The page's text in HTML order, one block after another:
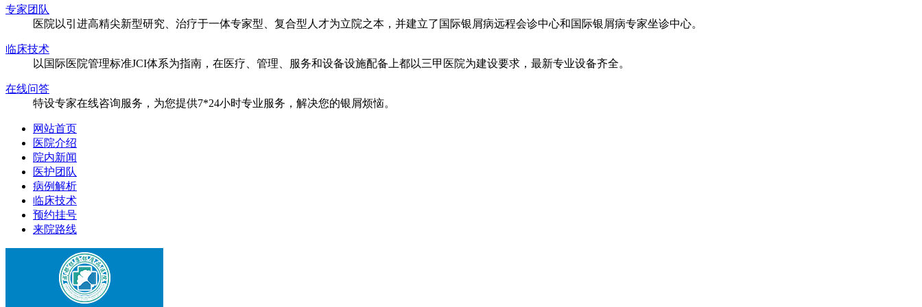
专家团队
医院以引进高精尖新型研究、治疗于一体专家型、复合型人才为立院之本，并建立了国际银屑病远程会诊中心和国际银屑病专家坐诊中心。
临床技术
以国际医院管理标准JCI体系为指南，在医疗、管理、服务和设备设施配备上都以三甲医院为建设要求，最新专业设备齐全。
在线问答
特设专家在线咨询服务，为您提供7*24小时专业服务，解决您的银屑烦恼。
网站首页
医院介绍
院内新闻
医护团队
病例解析
临床技术
预约挂号
来院路线